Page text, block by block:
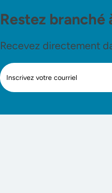
Restez branché
Recevez directement